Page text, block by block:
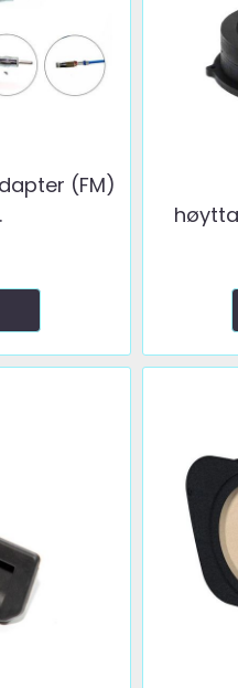
(FM)